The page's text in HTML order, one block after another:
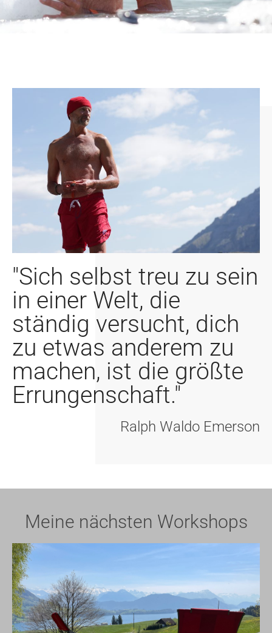
"Sich selbst treu zu sein
in einer Welt, die
ständig versucht, dich
zu etwas anderem zu
machen, ist die größte
Errungenschaft."
Ralph Waldo Emerson
Meine nächsten Workshops